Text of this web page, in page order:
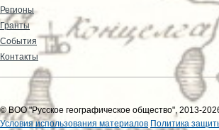
Регионы
Гранты
События
Контакты
© ВОО "Русское географическое общество", 2013-
Условия использования материалов Политика